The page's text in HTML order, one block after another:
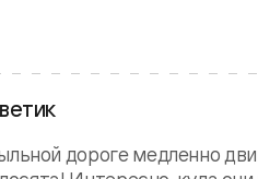
дороге медленно